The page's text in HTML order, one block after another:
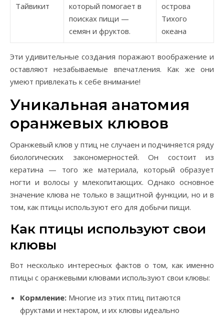
Тайвикит
который помогает в
поисках пищи —
семян и фруктов.
острова
Тихого
океана
Эти удивительные создания поражают воображение и
оставляют незабываемые впечатления. Как же они
умеют привлекать к себе внимание!
Уникальная анатомия
оранжевых клювов
Оранжевый клюв у птиц не случаен и подчиняется ряду
биологических закономерностей. Он состоит из
кератина — того же материала, который образует
ногти и волосы у млекопитающих. Однако основное
значение клюва не только в защитной функции, но и в
том, как птицы используют его для добычи пищи.
Как птицы используют свои
клювы
Вот несколько интересных фактов о том, как именно
птицы с оранжевыми клювами используют свои клювы:
Кормление: Многие из этих птиц питаются
фруктами и нектаром, и их клювы идеально